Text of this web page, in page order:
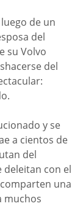
de un
del
su Volvo
del
y se
a cientos de
del
deleitan con el
una
muchos